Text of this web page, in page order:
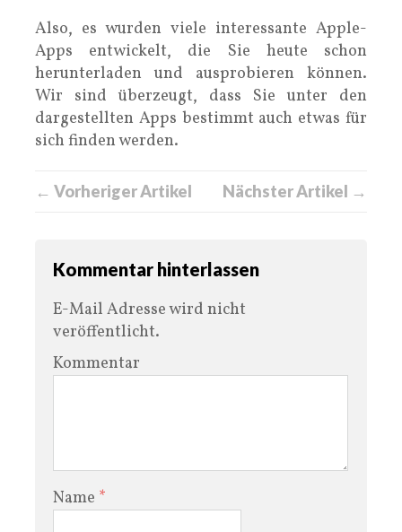
Also, es wurden viele interessante Apple-
Apps entwickelt, die Sie heute schon
herunterladen und ausprobieren können.
Wir sind überzeugt, dass Sie unter den
dargestellten Apps bestimmt auch etwas für
sich finden werden.
← Vorheriger Artikel Nächster Artikel →
Kommentar hinterlassen
E-Mail Adresse wird nicht
veröffentlicht.
Kommentar
Name *